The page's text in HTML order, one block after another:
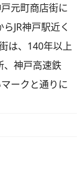
元町商店街に
JR神戸駅近く
は、140年以上
、神戸高速鉄
ークと通りに